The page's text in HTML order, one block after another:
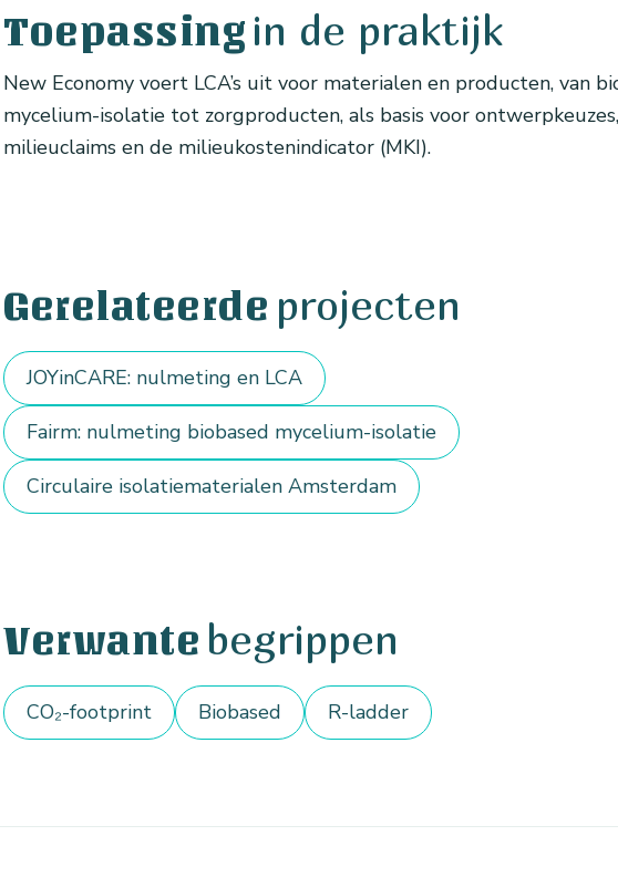
Toepassing in de praktijk
New Economy voert LCA’s uit voor materialen en producten, van
mycelium-isolatie tot zorgproducten, als basis voor ontwerpkeuzes,
milieuclaims en de milieukostenindicator (MKI).
Gerelateerde projecten
JOYinCARE: nulmeting en LCA
Fairm: nulmeting biobased mycelium-isolatie
Circulaire isolatiematerialen Amsterdam
Verwante begrippen
CO₂-footprint Biobased R-ladder